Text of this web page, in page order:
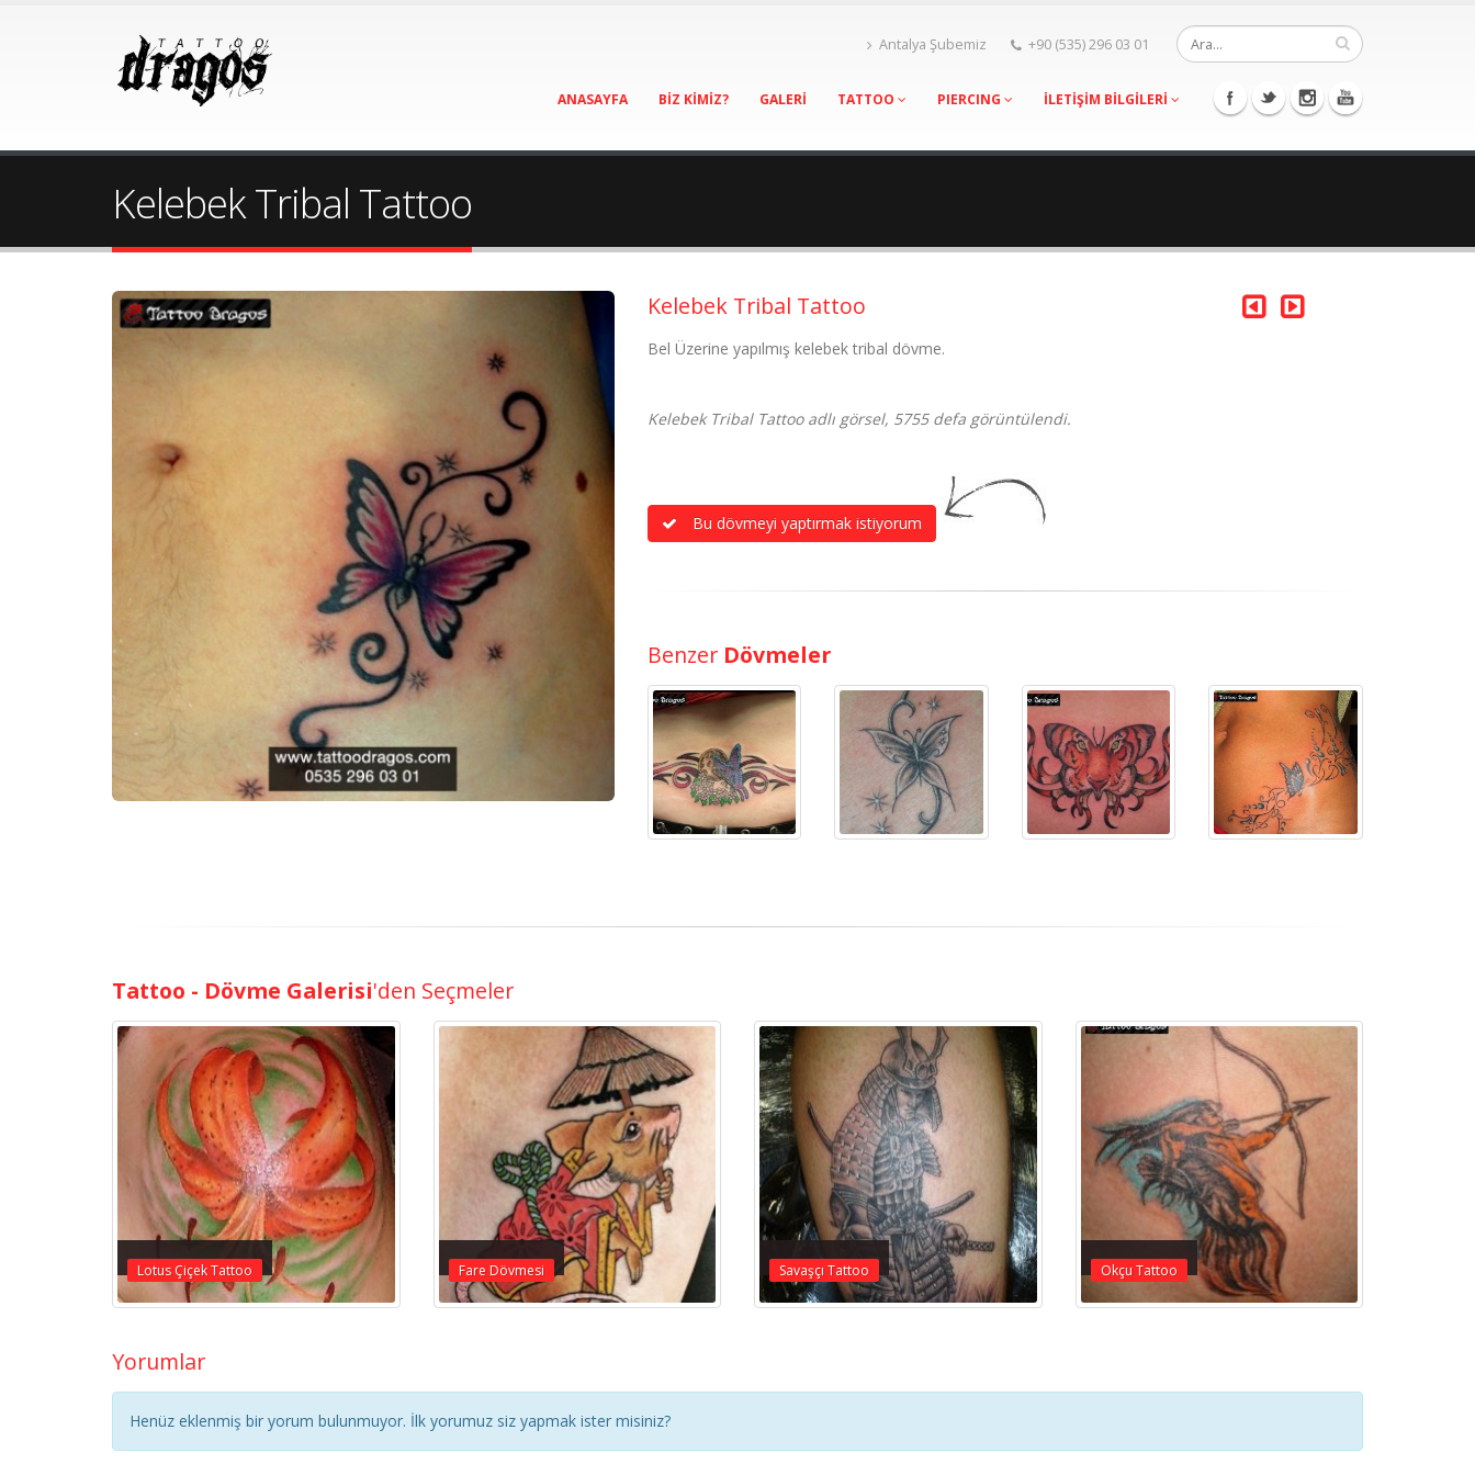
Antalya Şubemiz +90 (535) 296 03 01
ANASAYFA BİZ KİMİZ? GALERİ TATTOO PIERCING İLETİŞİM BİLGİLERİ
Kelebek Tribal Tattoo
Kelebek Tribal Tattoo
Bel Üzerine yapılmış kelebek tribal dövme.
Kelebek Tribal Tattoo adlı görsel, 5755 defa görüntülendi.
Bu dövmeyi yaptırmak istiyorum
Benzer Dövmeler
Tattoo - Dövme Galerisi'den Seçmeler
Lotus Çiçek Tattoo Fare Dövmesi Savaşçı Tattoo Okçu Tattoo
Yorumlar
Henüz eklenmiş bir yorum bulunmuyor. İlk yorumuz siz yapmak ister misiniz?